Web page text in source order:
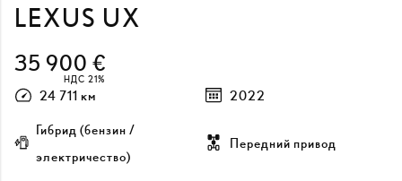
LEXUS UX
35 900 €
НДС 21%
24 711 км 2022
Гибрид (бензин /
электричество)
Передний привод